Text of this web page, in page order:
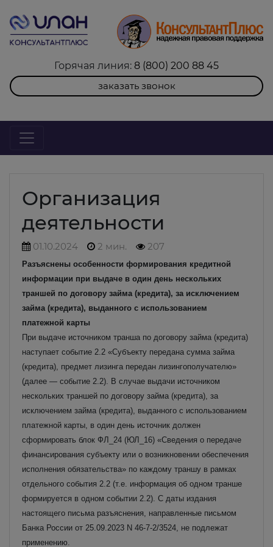
Горячая линия: 8 (800) 200 88 45
заказать звонок
Организация
деятельности
01.10.2024 2 мин. 207
Разъяснены особенности формирования кредитной
информации при выдаче в один день нескольких
траншей по договору займа (кредита), за исключением
займа (кредита), выданного с использованием
платежной карты
При выдаче источником транша по договору займа (кредита)
наступает событие 2.2 «Субъекту передана сумма займа
(кредита), предмет лизинга передан лизингополучателю»
(далее — событие 2.2). В случае выдачи источником
нескольких траншей по договору займа (кредита), за
исключением займа (кредита), выданного с использованием
платежной карты, в один день источник должен
сформировать блок ФЛ_24 (ЮЛ_16) «Сведения о передаче
финансирования субъекту или о возникновении обеспечения
исполнения обязательства» по каждому траншу в рамках
отдельного события 2.2 (т.е. информация об одном транше
формируется в одном событии 2.2). С даты издания
настоящего письма разъяснения, направленные письмом
Банка России от 25.09.2023 N 46-7-2/3524, не подлежат
применению.